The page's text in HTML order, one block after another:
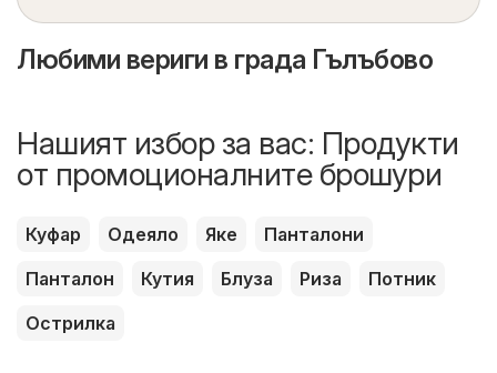
Любими вериги в града Гълъбово
Нашият избор за вас: Продукти
от промоционалните брошури
Куфар Одеяло Яке
Панталони
Панталон
Кутия Блуза Риза
Потник
Острилка